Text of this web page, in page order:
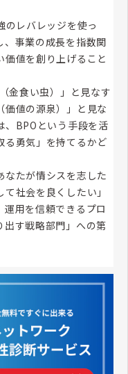
のレバレッジを使っ
、事業の成長を指数関
値を創り上げること
金食い虫）」と見なす
価値の源泉）」と見な
、BPOという手段を活
る勇気」を持てるかど
なたが情シスを志した
社会を良くしたい」
用を信頼できるプロ
出す戦略部門」への第